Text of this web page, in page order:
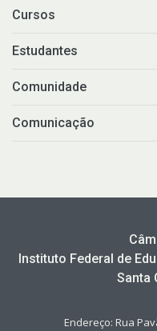
Cursos
Estudantes
Comunidade
Comunicação
Instituto Federal de
Santa
Endereço: Rua